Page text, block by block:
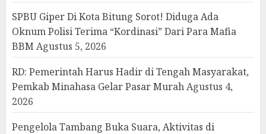
SPBU Giper Di Kota Bitung Sorot! Diduga Ada
Oknum Polisi Terima “Kordinasi” Dari Para Mafia
BBM Agustus 5, 2026
RD: Pemerintah Harus Hadir di Tengah Masyarakat,
Pemkab Minahasa Gelar Pasar MurahAgustus 4,
2026
Pengelola Tambang Buka Suara, Aktivitas di